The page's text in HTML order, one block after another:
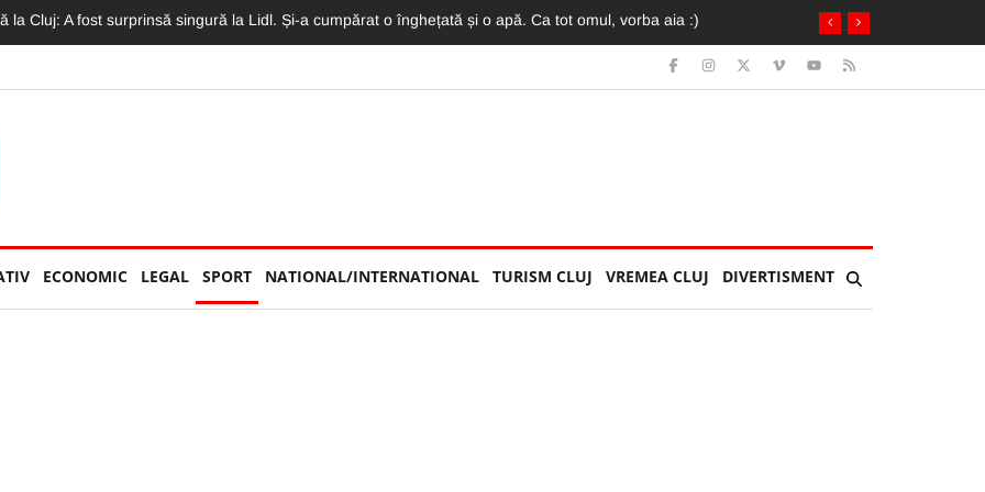
la Cluj. Motivul? Pe TikTok se spunea că fură copii. Șoferul, rănit grav și operat de medici
ECONOMIC LEGAL SPORT NATIONAL/INTERNATIONAL TURISM CLUJ VREMEA CLUJ DIVERTISMENT